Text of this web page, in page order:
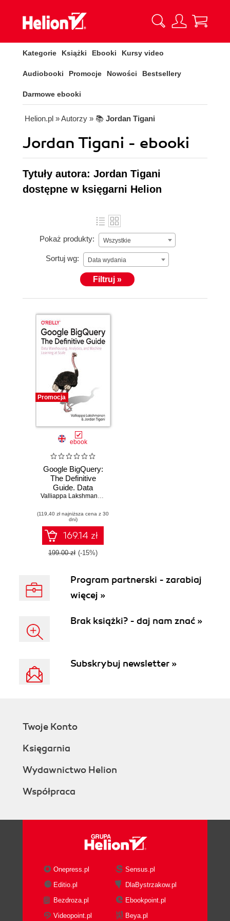
Kategorie Książki Ebooki Kursy video
Audiobooki Promocje Nowości Bestsellery
Darmowe ebooki
Helion.pl » Autorzy » 📚 Jordan Tigani
Jordan Tigani - ebooki
Tytuły autora: Jordan Tigani
dostępne w księgarni Helion
Pokaż produkty: Wszystkie
Sortuj wg: Data wydania
Filtruj »
Promocja
ebook
Google BigQuery:
The Definitive
Guide. Data
Warehousing,
Machine Learning
at Scale
Valliappa Lakshmanan
(119,40 zł najniższa cena z 30
dni)
169.14 zł
199.00 zł (-15%)
Program partnerski - zarabiaj
więcej »
Brak książki? - daj nam znać »
Subskrybuj newsletter »
Twoje Konto
Księgarnia
Wydawnictwo Helion
Współpraca
Onepress.pl
Sensus.pl
Editio.pl
DlaBystrzakow.pl
Bezdroza.pl
Ebookpoint.pl
Videopoint.pl
Beya.pl